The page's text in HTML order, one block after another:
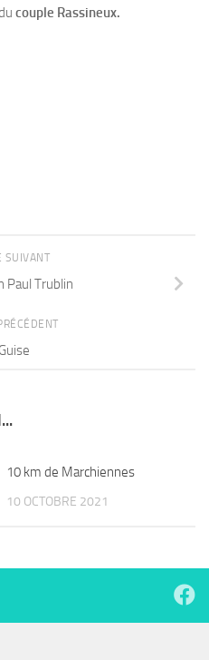
couple Rassineux.
SUIVANT
Paul Trublin
Guise
10 km de Marchiennes
10 OCTOBRE 2021